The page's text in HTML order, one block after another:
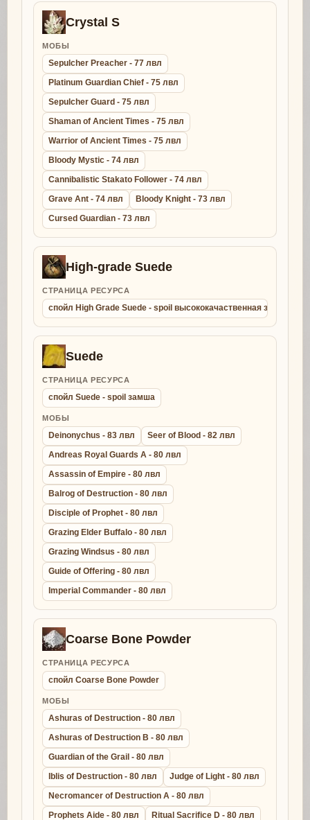
Crystal S
МОБЫ
Sepulcher Preacher - 77 лвл
Platinum Guardian Chief - 75 лвл
Sepulcher Guard - 75 лвл
Shaman of Ancient Times - 75 лвл
Warrior of Ancient Times - 75 лвл
Bloody Mystic - 74 лвл
Cannibalistic Stakato Follower - 74 лвл
Grave Ant - 74 лвл
Bloody Knight - 73 лвл
Cursed Guardian - 73 лвл
High-grade Suede
СТРАНИЦА РЕСУРСА
спойл High Grade Suede - spoil высококачаственная замша
Suede
СТРАНИЦА РЕСУРСА
спойл Suede - spoil замша
МОБЫ
Deinonychus - 83 лвл
Seer of Blood - 82 лвл
Andreas Royal Guards A - 80 лвл
Assassin of Empire - 80 лвл
Balrog of Destruction - 80 лвл
Disciple of Prophet - 80 лвл
Grazing Elder Buffalo - 80 лвл
Grazing Windsus - 80 лвл
Guide of Offering - 80 лвл
Imperial Commander - 80 лвл
Coarse Bone Powder
СТРАНИЦА РЕСУРСА
спойл Coarse Bone Powder
МОБЫ
Ashuras of Destruction - 80 лвл
Ashuras of Destruction B - 80 лвл
Guardian of the Grail - 80 лвл
Iblis of Destruction - 80 лвл
Judge of Light - 80 лвл
Necromancer of Destruction A - 80 лвл
Prophets Aide - 80 лвл
Ritual Sacrifice D - 80 лвл